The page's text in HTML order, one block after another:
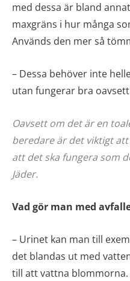
med dessa är bland
maxgräns i hur många
Används den mer så
– Dessa behöver inte
utan fungerar bra
Oavsett om det är en
beredare är det viktigt
att det ska fungera som
Jäder.
Vad gör man med
– Urinet kan man till
det blandas ut med
till att vattna